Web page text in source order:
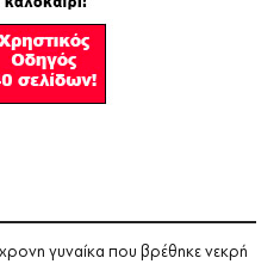
γυναίκα που βρέθηκε νεκρή